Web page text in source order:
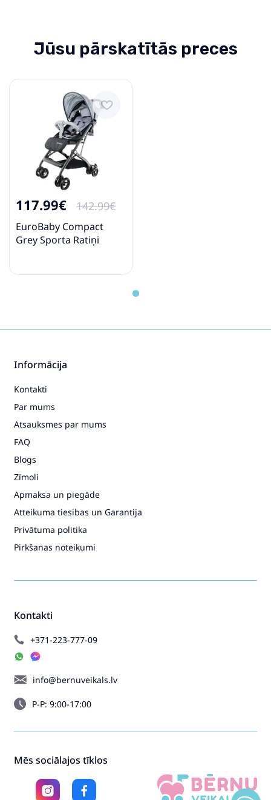
Jūsu pārskatītās preces
117.99€ 142.99€
EuroBaby Compact
Grey Sporta Ratiņi
Kontakti
+371-223-777-09
info@bernuveikals.lv
P-P: 9:00-17:00
Informācija
Kontakti
Par mums
Atsauksmes par mums
FAQ
Blogs
Zīmoli
Apmaksa un piegāde
Atteikuma tiesibas un Garantija
Privātuma politika
Pirkšanas noteikumi
Mēs sociālajos tīklos